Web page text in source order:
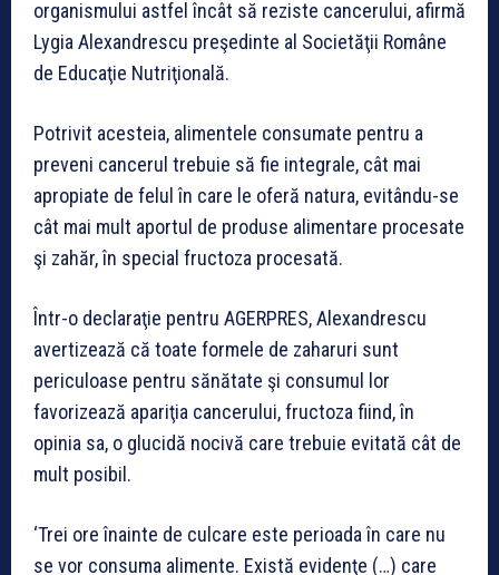
organismului astfel încât să reziste cancerului, afirmă
Lygia Alexandrescu preşedinte al Societăţii Române
de Educaţie Nutriţională.
Potrivit acesteia, alimentele consumate pentru a
preveni cancerul trebuie să fie integrale, cât mai
apropiate de felul în care le oferă natura, evitându-se
cât mai mult aportul de produse alimentare procesate
şi zahăr, în special fructoza procesată.
Într-o declaraţie pentru AGERPRES, Alexandrescu
avertizează că toate formele de zaharuri sunt
periculoase pentru sănătate şi consumul lor
favorizează apariţia cancerului, fructoza fiind, în
opinia sa, o glucidă nocivă care trebuie evitată cât de
mult posibil.
‘Trei ore înainte de culcare este perioada în care nu
se vor consuma alimente. Există evidenţe (…) care